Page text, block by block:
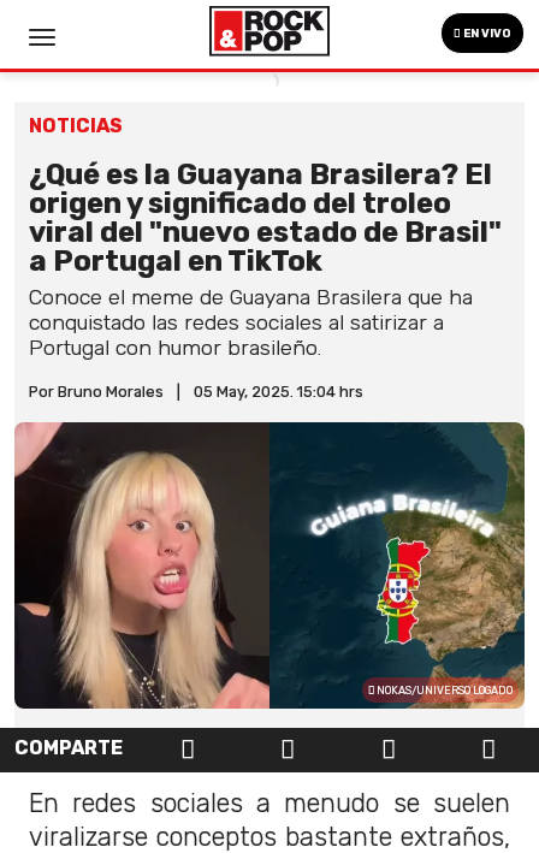
EN VIVO
NOTICIAS
¿Qué es la Guayana Brasilera? El
origen y significado del troleo
viral del "nuevo estado de Brasil"
a Portugal en TikTok
Conoce el meme de Guayana Brasilera que ha
conquistado las redes sociales al satirizar a
Portugal con humor brasileño.
Por Bruno Morales 05 May, 2025. 15:04 hrs
NOKAS/UNIVERSO LOGADO
COMPARTE
En redes sociales a menudo se suelen
viralizarse conceptos bastante extraños,